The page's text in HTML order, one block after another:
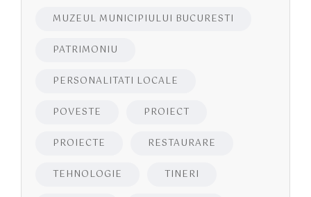
MUZEUL MUNICIPIULUI BUCURESTI
PATRIMONIU
PERSONALITATI LOCALE
POVESTE PROIECT
PROIECTE RESTAURARE
TEHNOLOGIE TINERI